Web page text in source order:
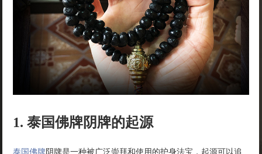
1. 泰国佛牌阴牌的起源
泰国佛牌 阴牌是一种被广泛崇拜和使用的护身法宝，起源可以追